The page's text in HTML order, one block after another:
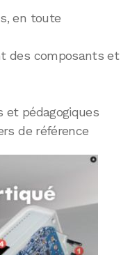
en toute
des composants et
et pédagogiques
de référence